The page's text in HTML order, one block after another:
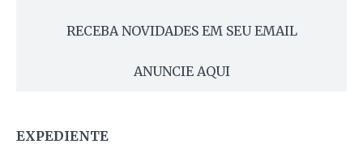
RECEBA NOVIDADES EM SEU EMAIL
ANUNCIE AQUI
EXPEDIENTE